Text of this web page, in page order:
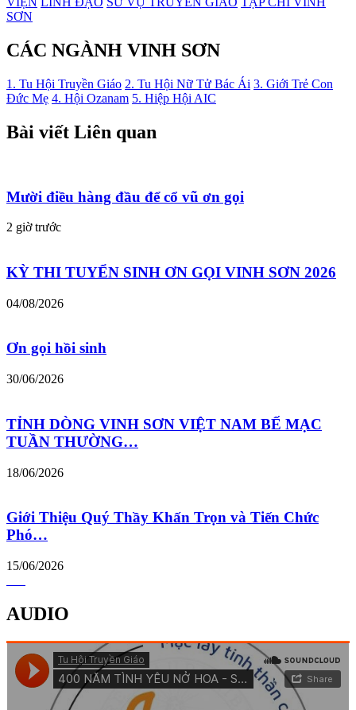
SƠN
CÁC NGÀNH VINH SƠN
1. Tu Hội Truyền Giáo 2. Tu Hội Nữ Tử Bác Ái 3. Giới Trẻ Con
Đức Mẹ 4. Hội Ozanam 5. Hiệp Hội AIC
Bài viết Liên quan
Mười điều hàng đầu để cổ vũ ơn gọi
2 giờ trước
KỲ THI TUYỂN SINH ƠN GỌI VINH SƠN 2026
04/08/2026
Ơn gọi hồi sinh
30/06/2026
TỈNH DÒNG VINH SƠN VIỆT NAM BẾ MẠC
TUẦN THƯỜNG…
18/06/2026
Giới Thiệu Quý Thầy Khấn Trọn và Tiến Chức
Phó…
15/06/2026
AUDIO